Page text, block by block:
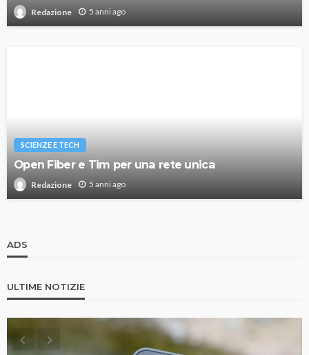
Redazione 5 anni ago
SCIENZE E TECH
Open Fiber e Tim per una rete unica
Redazione 5 anni ago
ADS
ULTIME NOTIZIE